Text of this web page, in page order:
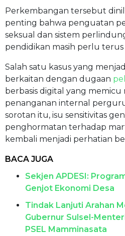
Perkembangan tersebut
penting bahwa penguatan
seksual dan sistem
pendidikan masih perlu
Salah satu kasus yang
berkaitan dengan dugaan
berbasis digital yang memicu
penanganan internal
sorotan itu, isu sensitivitas
penghormatan terhadap
kembali menjadi perhatian
BACA JUGA
Sekjen APDESI:
Genjot Ekonomi Desa
Tindak Lanjuti Arahan
Gubernur Sulsel-
PSEL Mamminasata